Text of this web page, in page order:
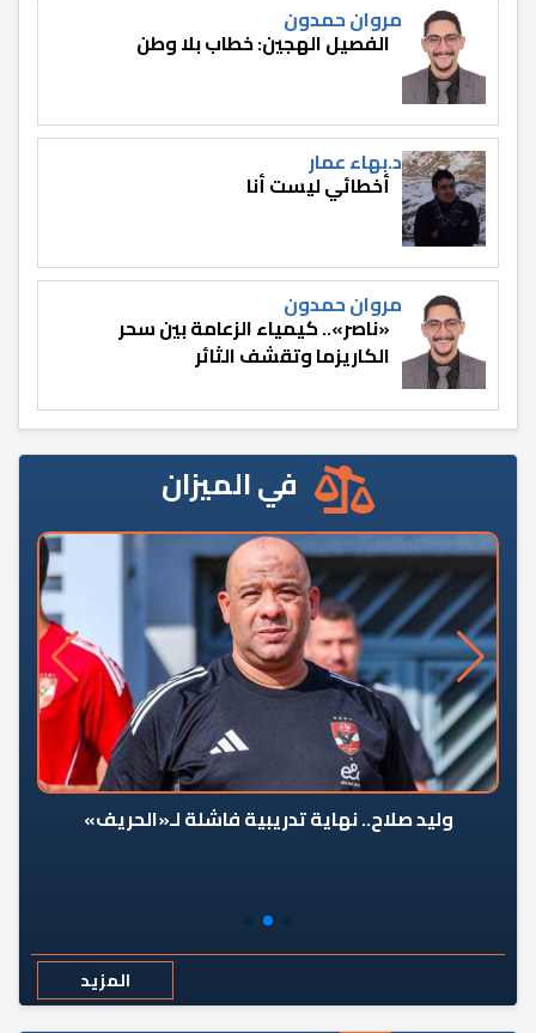
مروان حمدون
الفصيل الهجين: خطاب بلا وطن
د.بهاء عمار
أخطائي ليست أنا
مروان حمدون
«ناصر».. كيمياء الزعامة بين سحر
الكاريزما وتقشف الثائر
في الميزان
وليد صلاح.. نهاية تدريبية فاشلة لـ«الحريف»
المزيد